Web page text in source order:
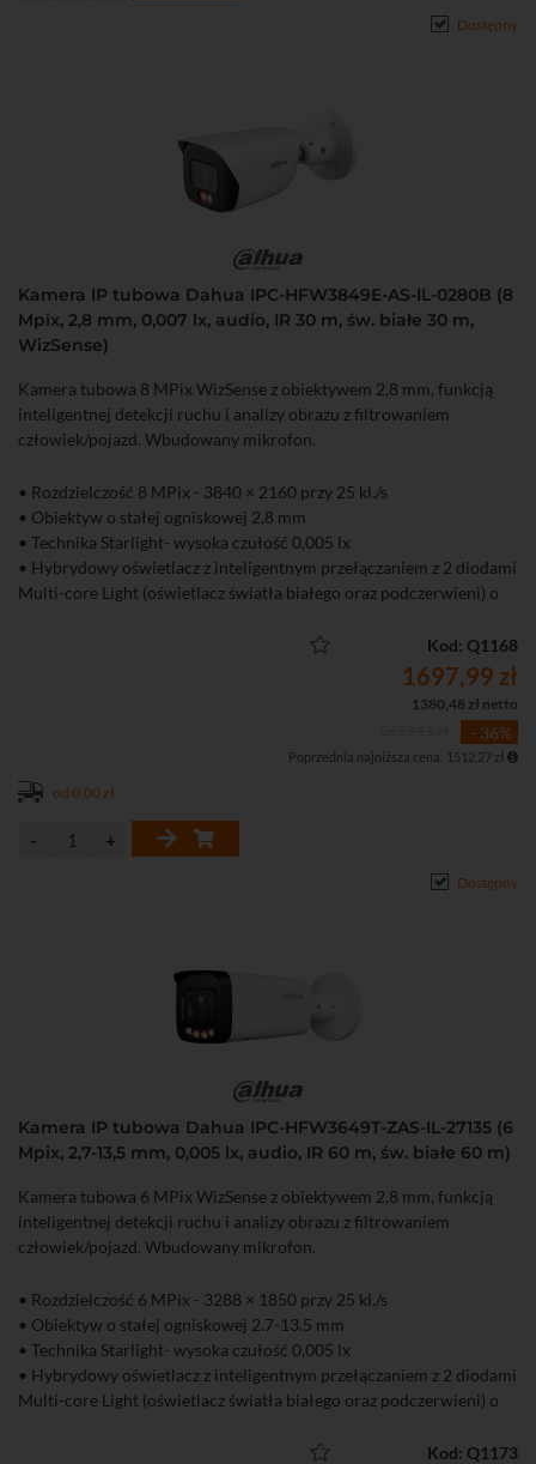
bezpośrednio na popularne platformy streamingowe jak Youtube,
• Zasilanie DC 12 V lub PoE (802.3af)
Dostępny
Kamera IP tubowa Dahua IPC-HFW3849E-AS-IL-0280B (8
Mpix, 2,8 mm, 0,007 lx, audio, IR 30 m, św. białe 30 m,
WizSense)
Kamera tubowa 8 MPix WizSense z obiektywem 2,8 mm, funkcją
inteligentnej detekcji ruchu i analizy obrazu z filtrowaniem
człowiek/pojazd. Wbudowany mikrofon.
• Rozdzielczość 8 MPix - 3840 × 2160 przy 25 kl./s
• Obiektyw o stałej ogniskowej 2,8 mm
• Technika Starlight- wysoka czułość 0,005 lx
• Hybrydowy oświetlacz z inteligentnym przełączaniem z 2 diodami
Multi-core Light (oświetlacz światła białego oraz podczerwieni) o
• 4 tryby pracy oświetlacza (tylko IR, tylko LED, Smart - IR + LED,
• Inteligentne zdarzenia: wykrywanie przekroczenia linii oraz ruchu
w strefie (wejście i wyjście)
• Inteligentna detekcja ruchu SMD4.0 (Smart Motion Detection 4.0)
• Protokół RTMP, pozwalający przesłać strumień audio wideo
bezpośrednio na popularne platformy streamingowe jak Youtube,
• Możliwość nagrywania na kartę microSD
• Zasilanie DC 12 V lub PoE (802.3af)
Kod: Q1168
1697,99 zł
1380,48 zł netto
- 36%
Poprzednia najniższa cena: 1512,27 zł
od 0,00 zł
Dostępny
Kamera IP tubowa Dahua IPC-HFW3649T-ZAS-IL-27135 (6
Mpix, 2,7-13,5 mm, 0,005 lx, audio, IR 60 m, św. białe 60 m)
Kamera tubowa 6 MPix WizSense z obiektywem 2,8 mm, funkcją
inteligentnej detekcji ruchu i analizy obrazu z filtrowaniem
człowiek/pojazd. Wbudowany mikrofon.
• Rozdzielczość 6 MPix - 3288 × 1850 przy 25 kl./s
• Obiektyw o stałej ogniskowej 2.7-13.5 mm
• Technika Starlight- wysoka czułość 0,005 lx
• Hybrydowy oświetlacz z inteligentnym przełączaniem z 2 diodami
Multi-core Light (oświetlacz światła białego oraz podczerwieni) o
• 4 tryby pracy oświetlacza (tylko IR, tylko LED, Smart - IR + LED,
Kod: Q1173